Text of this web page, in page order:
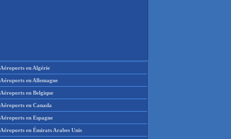
Aéroports en Algérie
Aéroports en Allemagne
Aéroports en Belgique
Aéroports en Canada
Aéroports en Espagne
Aéroports en Émirats Arabes Unis